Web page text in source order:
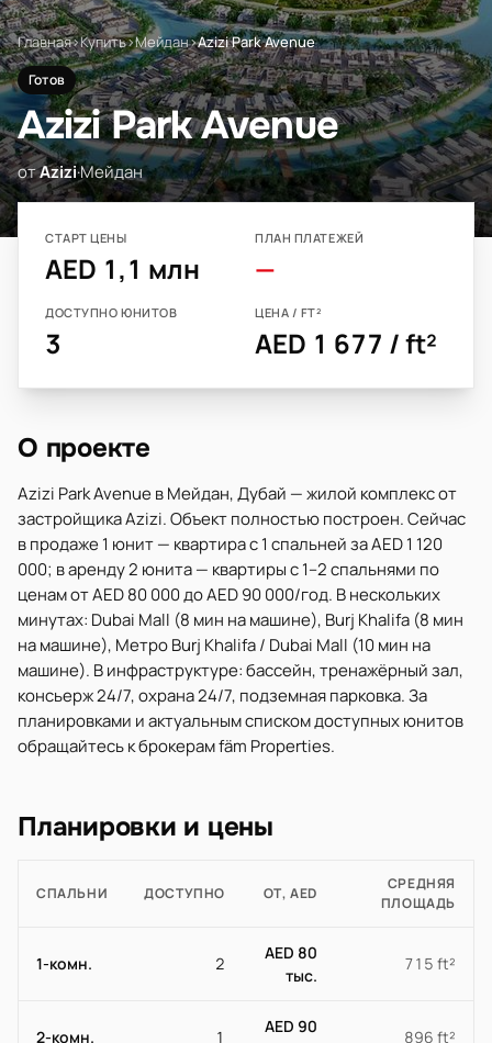
Главная›Купить›Мейдан›Azizi Park Avenue
Готов
Azizi Park Avenue
отAzizi·Мейдан
СТАРТ ЦЕНЫ
AED 1,1 млн
ПЛАН ПЛАТЕЖЕЙ
—
ДОСТУПНО ЮНИТОВ
3
ЦЕНА / FT²
AED 1 677 / ft²
О проекте
Azizi Park Avenue в Мейдан, Дубай — жилой комплекс от
застройщика Azizi. Объект полностью построен. Сейчас
в продаже 1 юнит — квартира с 1 спальней за AED 1 120
000; в аренду 2 юнита — квартиры с 1–2 спальнями по
ценам от AED 80 000 до AED 90 000/год. В нескольких
минутах: Dubai Mall (8 мин на машине), Burj Khalifa (8 мин
на машине), Метро Burj Khalifa / Dubai Mall (10 мин на
машине). В инфраструктуре: бассейн, тренажёрный зал,
консьерж 24/7, охрана 24/7, подземная парковка. За
планировками и актуальным списком доступных юнитов
обращайтесь к брокерам fäm Properties.
Планировки и цены
СПАЛЬНИ ДОСТУПНО ОТ, AED
СРЕДНЯЯ
ПЛОЩАДЬ
1-комн. 2
AED 80
тыс.
715 ft²
2-комн. 1
AED 90
896 ft²